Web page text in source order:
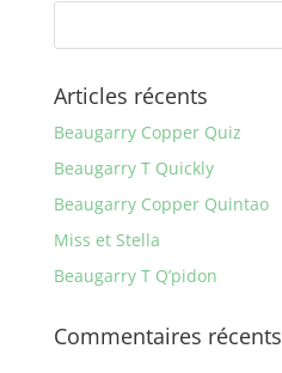
Articles récents
Beaugarry Copper Quiz
Beaugarry T Quickly
Beaugarry Copper Quintao
Miss et Stella
Beaugarry T Q’pidon
Commentaires récents